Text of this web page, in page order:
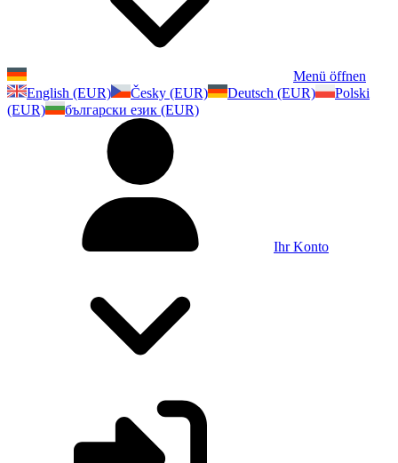
Menü öffnen
English (EUR)
Česky (EUR) Deutsch (EUR)
Polski
(EUR)
български език (EUR)
Ihr Konto